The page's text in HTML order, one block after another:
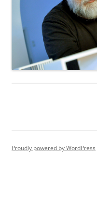
Proudly powered by WordPress